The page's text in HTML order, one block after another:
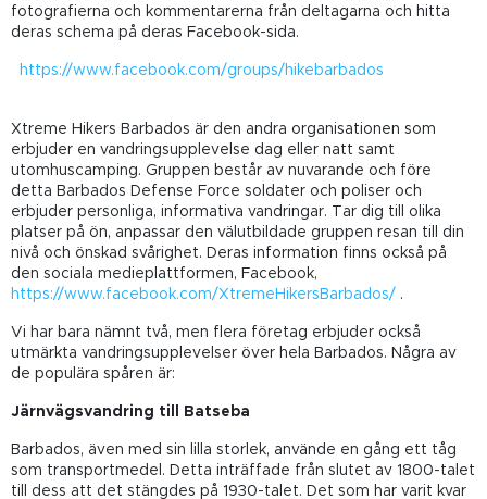
fotografierna och kommentarerna från deltagarna och hitta
deras schema på deras Facebook-sida.
https://www.facebook.com/groups/hikebarbados
Xtreme Hikers Barbados är den andra organisationen som
erbjuder en vandringsupplevelse dag eller natt samt
utomhuscamping. Gruppen består av nuvarande och före
detta Barbados Defense Force soldater och poliser och
erbjuder personliga, informativa vandringar. Tar dig till olika
platser på ön, anpassar den välutbildade gruppen resan till din
nivå och önskad svårighet. Deras information finns också på
den sociala medieplattformen, Facebook,
https://www.facebook.com/XtremeHikersBarbados/ .
Vi har bara nämnt två, men flera företag erbjuder också
utmärkta vandringsupplevelser över hela Barbados. Några av
de populära spåren är:
Järnvägsvandring till Batseba
Barbados, även med sin lilla storlek, använde en gång ett tåg
som transportmedel. Detta inträffade från slutet av 1800-talet
till dess att det stängdes på 1930-talet. Det som har varit kvar